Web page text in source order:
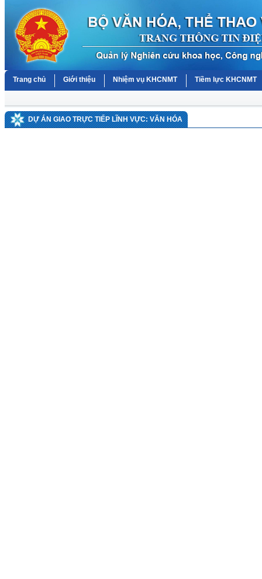
Trang chủ Giới thiệu Nhiệm vụ KHCNMT Tiềm lực KHCNMT
DỰ ÁN GIAO TRỰC TIẾP LĨNH VỰC: VĂN HÓA